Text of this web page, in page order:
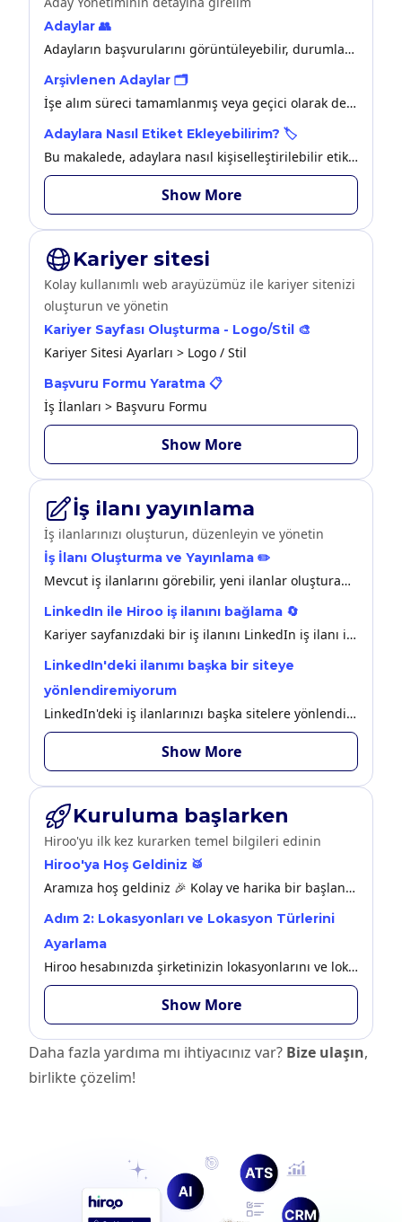
Adaylar 👥
Adayların başvurularını görüntüleyebilir, durumlarını güncelleyebilir ve iletişim kurabilirsiniz.
Arşivlenen Adaylar 🗂️
İşe alım süreci tamamlanmış veya geçici olarak değerlendirme dışı bırakılmış adayların listelendiği yerdir.
Adaylara Nasıl Etiket Ekleyebilirim? 🏷️
Bu makalede, adaylara nasıl kişiselleştirilebilir etiket (tag) ekleyebileceğinizi bulabilirsiniz.
Show More
Kariyer sitesi
Kolay kullanımlı web arayüzümüz ile kariyer sitenizi
oluşturun ve yönetin
Kariyer Sayfası Oluşturma - Logo/Stil 🎨
Kariyer Sitesi Ayarları > Logo / Stil
Başvuru Formu Yaratma 📋
İş İlanları > Başvuru Formu
Show More
İş ilanı yayınlama
İş ilanlarınızı oluşturun, düzenleyin ve yönetin
İş İlanı Oluşturma ve Yayınlama ✏️
Mevcut iş ilanlarını görebilir, yeni ilanlar oluşturabilir ve ilanlar üzerinde düzenlemeler yapabilirsiniz.
LinkedIn ile Hiroo iş ilanını bağlama 🔄
Kariyer sayfanızdaki bir iş ilanını LinkedIn iş ilanı ile bağlama.
LinkedIn'deki ilanımı başka bir siteye
yönlendiremiyorum
LinkedIn'deki iş ilanlarınızı başka sitelere yönlendirememe nedenlerini ve çözüm yollarını bu makalede bulabilirsiniz.
Show More
Kuruluma başlarken
Hiroo'yu ilk kez kurarken temel bilgileri edinin
Hiroo'ya Hoş Geldiniz 🥁
Aramıza hoş geldiniz 🎉 Kolay ve harika bir başlangıç deneyimi için hazır olun!
Adım 2: Lokasyonları ve Lokasyon Türlerini
Ayarlama
Hiroo hesabınızda şirketinizin lokasyonlarını ve lokasyon türlerinizi nasıl ayarlayacağınız hakkında daha fazlasını burada bulabilirsiniz.
Show More
Daha fazla yardıma mı ihtiyacınız var? Bize ulaşın,
birlikte çözelim!